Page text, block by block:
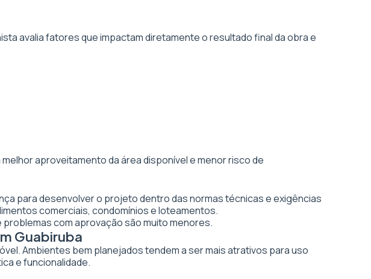
avalia fatores que impactam diretamente o resultado final da obra e
aproveitamento da área disponível e menor risco de
para desenvolver o projeto dentro das normas técnicas e exigências
comerciais, condomínios e loteamentos.
com aprovação são muito menores.
Guabiruba
Ambientes bem planejados tendem a ser mais atrativos para uso
e funcionalidade.